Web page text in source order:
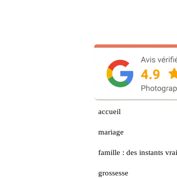
accueil
mariage
famille : des instants
grossesse